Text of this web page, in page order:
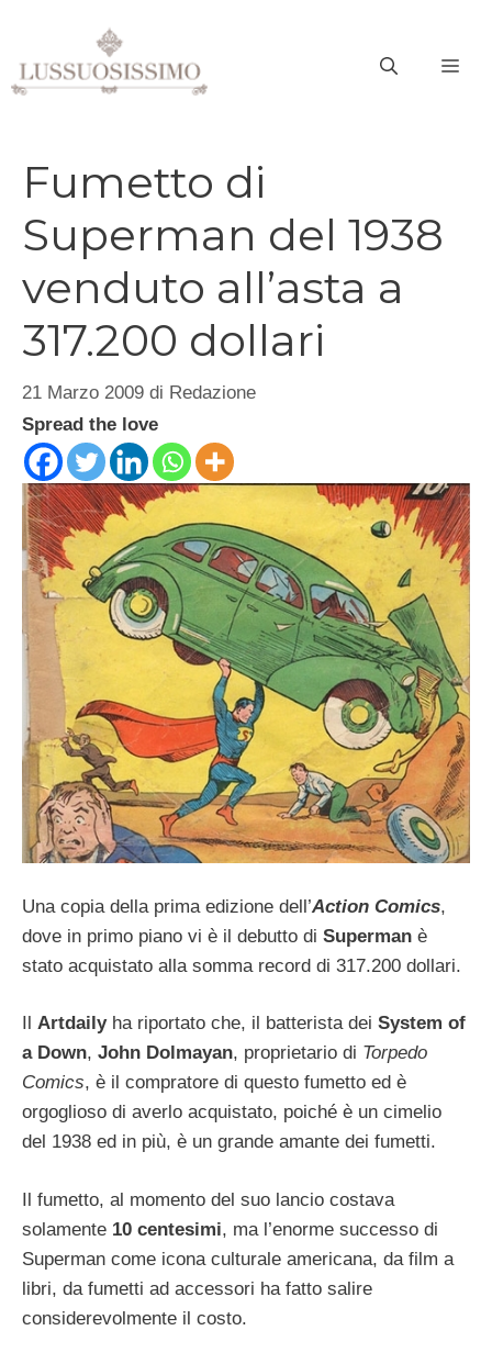
contenuto
Fumetto di
Superman del 1938
venduto all’asta a
317.200 dollari
21 Marzo 2009 di Redazione
Spread the love
Una copia della prima edizione dell’Action Comics,
dove in primo piano vi è il debutto di Superman è
stato acquistato alla somma record di 317.200 dollari.
Il Artdaily ha riportato che, il batterista dei System of
a Down, John Dolmayan, proprietario di Torpedo
Comics, è il compratore di questo fumetto ed è
orgoglioso di averlo acquistato, poiché è un cimelio
del 1938 ed in più, è un grande amante dei fumetti.
Il fumetto, al momento del suo lancio costava
solamente 10 centesimi, ma l’enorme successo di
Superman come icona culturale americana, da film a
libri, da fumetti ad accessori ha fatto salire
considerevolmente il costo.